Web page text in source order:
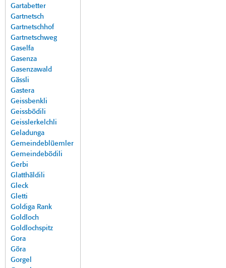
Gartabetter
Gartnetsch
Gartnetschhof
Gartnetschweg
Gaselfa
Gasenza
Gasenzawald
Gässli
Gastera
Geissbenkli
Geissbödili
Geisslerkelchli
Geladunga
Gemeindeblüemler
Gemeindebödili
Gerbi
Glatthäldili
Gleck
Gletti
Goldiga Rank
Goldloch
Goldlochspitz
Gora
Göra
Gorgel